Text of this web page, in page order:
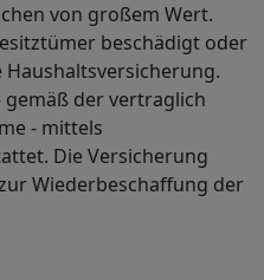
von großem Wert.
beschädigt oder
gemäß der vertraglich
- mittels
Die Versicherung
Wiederbeschaffung der